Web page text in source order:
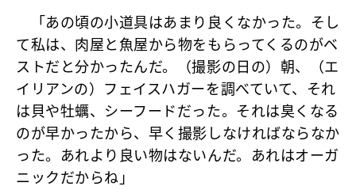
「あの頃の小道具はあまり良くなかった。そし
て私は、肉屋と魚屋から物をもらってくるのがベ
ストだと分かったんだ。（撮影の日の）朝、（エ
イリアンの）フェイスハガーを調べていて、それ
は貝や牡蠣、シーフードだった。それは臭くなる
のが早かったから、早く撮影しなければならなか
った。あれより良い物はないんだ。あれはオーガ
ニックだからね」